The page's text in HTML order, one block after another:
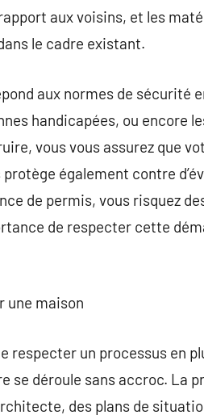
aux voisins, et les
le cadre existant.
aux normes de sécurité
handicapées, ou encore
vous vous assurez que
également contre
de permis, vous risquez
de respecter cette
une maison
respecter un processus en
se déroule sans accroc. La
des plans de